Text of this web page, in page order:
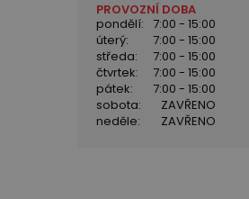
PROVOZNÍ DOBA
pondělí:
7:00 - 15:00
úterý:
7:00 - 15:00
středa:
7:00 - 15:00
čtvrtek:
7:00 - 15:00
pátek:
7:00 - 15:00
sobota:
ZAVŘENO
neděle:
ZAVŘENO